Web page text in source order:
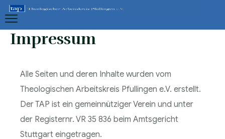
Impressum
Alle Seiten und deren Inhalte wurden vom
Theologischen Arbeitskreis Pfullingen e.V. erstellt.
Der TAP ist ein gemeinnütziger Verein und unter
der Registernr. VR 35 836 beim Amtsgericht
Stuttgart eingetragen.